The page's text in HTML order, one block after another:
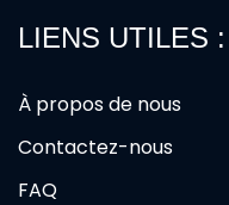
LIENS UTILES :
À propos de nous
Contactez-nous
FAQ